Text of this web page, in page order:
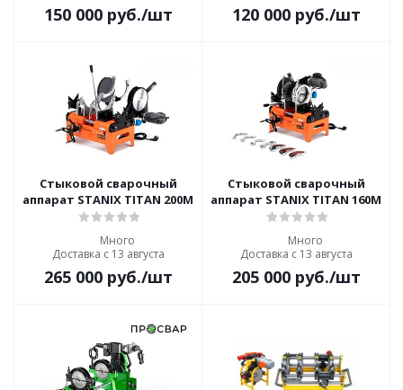
150 000руб./шт 120 000руб./шт
Стыковой сварочный
аппарат STANIX TITAN 200M
Много
Доставка с 13 августа
265 000руб./шт
Стыковой сварочный
аппарат STANIX TITAN 160M
Много
Доставка с 13 августа
205 000руб./шт